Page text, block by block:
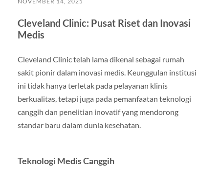
Cleveland Clinic: Pusat Riset dan Inovasi
Medis
Cleveland Clinic telah lama dikenal sebagai rumah
sakit pionir dalam inovasi medis. Keunggulan institusi
ini tidak hanya terletak pada pelayanan klinis
berkualitas, tetapi juga pada pemanfaatan teknologi
canggih dan penelitian inovatif yang mendorong
standar baru dalam dunia kesehatan.
Teknologi Medis Canggih